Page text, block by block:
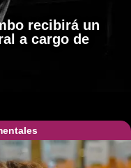
recibirá un
a cargo de